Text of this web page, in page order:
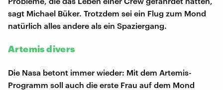
sagt Michael Büker. Trotzdem sei ein Flug zum Mond
natürlich alles andere als ein Spaziergang.
Artemis divers
Die Nasa betont immer wieder: Mit dem Artemis-
Programm soll auch die erste Frau auf dem Mond